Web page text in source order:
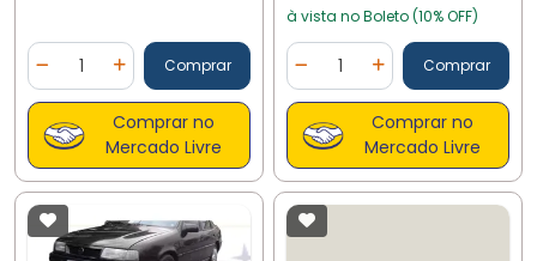
Diminuir Quantidade
Quantidade
Adicionar Quantidade
Comprar
Comprar no
Mercado Livre
à vista no Boleto (10% OFF)
Diminuir Quantidade
Quantidade
AdicionarComprar
Comprar no
Mercado Livre